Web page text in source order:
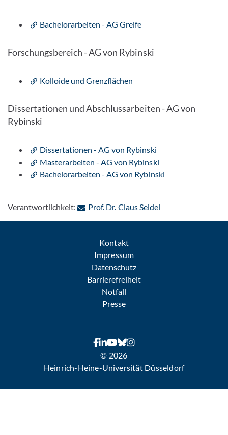
Bachelorarbeiten - AG Greife
Forschungsbereich - AG von Rybinski
Kolloide und Grenzflächen
Dissertationen und Abschlussarbeiten - AG von
Rybinski
Dissertationen - AG von Rybinski
Masterarbeiten - AG von Rybinski
Bachelorarbeiten - AG von Rybinski
Verantwortlichkeit: Prof. Dr. Claus Seidel: Per E-Mail
Kontakt
Impressum
Datenschutz
Barrierefreiheit
Notfall
Presse
© 2026
Heinrich-Heine-Universität Düsseldorf